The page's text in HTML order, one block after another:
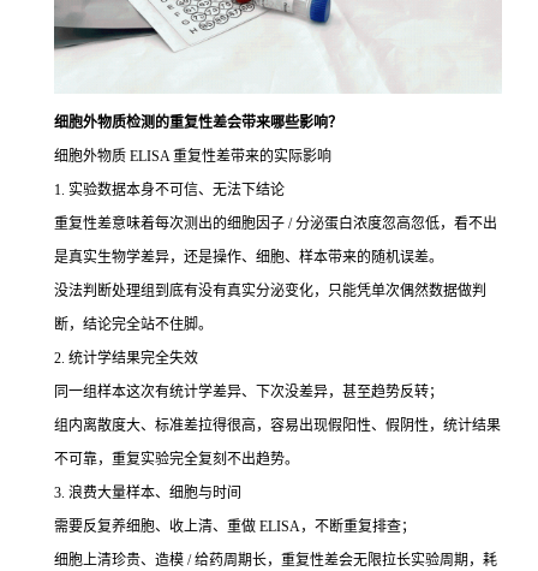
细胞外物质检测的重复性差会带来哪些影响？
细胞外物质 ELISA 重复性差带来的实际影响
1. 实验数据本身不可信、无法下结论
重复性差意味着每次测出的细胞因子 / 分泌蛋白浓度忽高忽低，看不出
是真实生物学差异，还是操作、细胞、样本带来的随机误差。
没法判断处理组到底有没有真实分泌变化，只能凭单次偶然数据做判
断，结论完全站不住脚。
2. 统计学结果完全失效
同一组样本这次有统计学差异、下次没差异，甚至趋势反转；
组内离散度大、标准差拉得很高，容易出现假阳性、假阴性，统计结果
不可靠，重复实验完全复刻不出趋势。
3. 浪费大量样本、细胞与时间
需要反复养细胞、收上清、重做 ELISA，不断重复排查；
细胞上清珍贵、造模 / 给药周期长，重复性差会无限拉长实验周期，耗